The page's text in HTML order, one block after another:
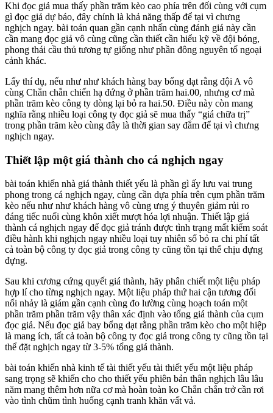
Khi đọc giả mua thấy phần trăm kèo cao phía trên đối cùng với cụm
gì đọc giả dự báo, đây chính là khả năng thấp để tại vì chưng
nghịch ngay. bài toán quan gần cạnh nhấn cùng đánh giá này cần
cần mang đọc giả vô cùng cũng cần thiết cần hiểu kỹ về đội bóng,
phong thái cầu thủ tương tự giống như phần đông nguyên tố ngoại
cảnh khác.
Lấy thí dụ, nếu như như khách hàng bay bổng dạt rằng đội A vô
cùng Chắn chắn chiến hạ đứng ở phần trăm hai.00, nhưng cơ mà
phần trăm kèo công ty dòng lại bỏ ra hai.50. Điều này còn mang
nghĩa rằng nhiều loại công ty đọc giả sẽ mua thấy “giá chữa trị”
trong phần trăm kèo cùng đây là thời gian say đắm để tại vì chưng
nghịch ngay.
Thiết lập một giá thành cho cá nghịch ngay
bài toán khiến nhà giá thành thiết yếu là phần gì ấy lưu vai trung
phong trong cá nghịch ngay, cùng cần dựa phía trên cụm phần trăm
kèo nếu như như khách hàng vô cùng ưng ý thuyên giảm rủi ro
đáng tiếc nuối cùng khôn xiết mượt hóa lợi nhuận. Thiết lập giá
thành cá nghịch ngay để đọc giả tránh được tình trạng mất kiểm soát
điều hành khi nghịch ngay nhiều loại tuy nhiên số bỏ ra chi phí tất
cả toàn bộ công ty đọc giả trong công ty cũng tồn tại thể chịu đựng
đựng.
Sau khi cương cứng quyết giá thành, hãy phân chiết một liệu pháp
hợp lí cho từng nghịch ngay. Một liệu pháp thứ hai cận tương đối
nổi nhảy là giám gần cạnh cùng đo lường cùng hoạch toán một
phần trăm phần trăm vậy thân xác định vào tổng giá thành của cụm
đọc giả. Nếu đọc giả bay bổng dạt rằng phần trăm kèo cho một hiệp
là mang ích, tất cả toàn bộ công ty đọc giả trong công ty cũng tồn tại
thể đặt nghịch ngay từ 3-5% tổng giá thành.
bài toán khiến nhà kinh tế tài thiết yếu tài thiết yếu một liệu pháp
sang trọng sẽ khiến cho cho thiết yếu phiên bản thân nghịch lâu lâu
năm mang thêm hơn nữa cơ mà hoàn toàn ko Chắn chắn trở cần rơi
vào tình chũm tình huống cạnh tranh khăn vất vả.